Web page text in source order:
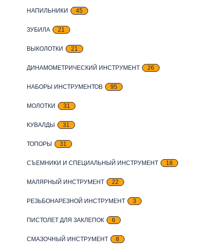
НАПИЛЬНИКИ 45
ЗУБИЛА 21
ВЫКОЛОТКИ 21
ДИНАМОМЕТРИЧЕСКИЙ ИНСТРУМЕНТ 26
НАБОРЫ ИНСТРУМЕНТОВ 95
МОЛОТКИ 31
КУВАЛДЫ 31
ТОПОРЫ 31
СЪЕМНИКИ И СПЕЦИАЛЬНЫЙ ИНСТРУМЕНТ 18
МАЛЯРНЫЙ ИНСТРУМЕНТ 22
РЕЗЬБОНАРЕЗНОЙ ИНСТРУМЕНТ 3
ПИСТОЛЕТ ДЛЯ ЗАКЛЕПОК 6
СМАЗОЧНЫЙ ИНСТРУМЕНТ 8